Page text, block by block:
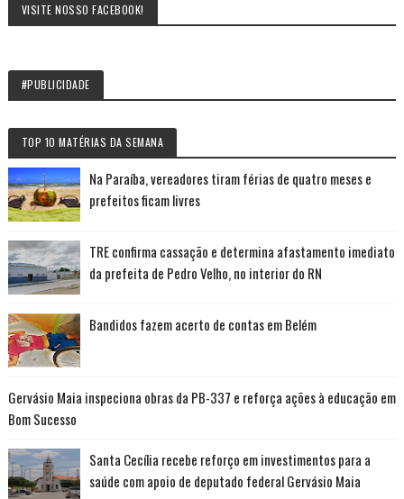
VISITE NOSSO FACEBOOK!
#PUBLICIDADE
TOP 10 MATÉRIAS DA SEMANA
Na Paraíba, vereadores tiram férias de quatro meses e
prefeitos ficam livres
TRE confirma cassação e determina afastamento imediato
da prefeita de Pedro Velho, no interior do RN
Bandidos fazem acerto de contas em Belém
Gervásio Maia inspeciona obras da PB-337 e reforça ações à educação em
Bom Sucesso
Santa Cecília recebe reforço em investimentos para a
saúde com apoio de deputado federal Gervásio Maia